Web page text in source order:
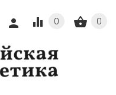
person shopping_basket 0
equalizer 0